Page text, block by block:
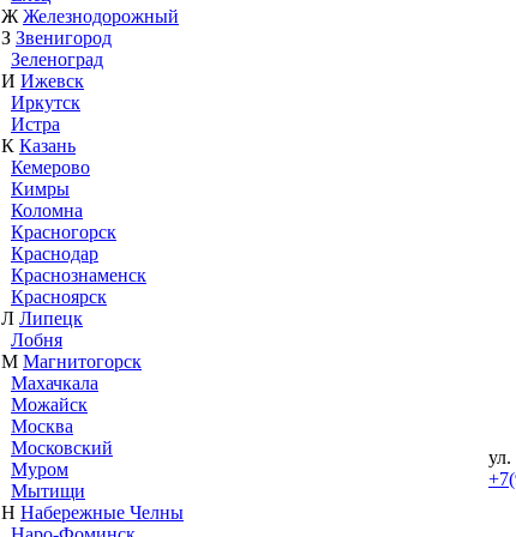
Ж Железнодорожный
З Звенигород
Зеленоград
И Ижевск
Иркутск
Истра
К Казань
Кемерово
Кимры
Коломна
Красногорск
Краснодар
Краснознаменск
Красноярск
Л Липецк
Лобня
М Магнитогорск
Махачкала
Можайск
Москва
Московский
Муром
Мытищи
Н Набережные Челны